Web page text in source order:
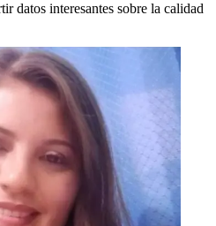
datos interesantes sobre la calidad